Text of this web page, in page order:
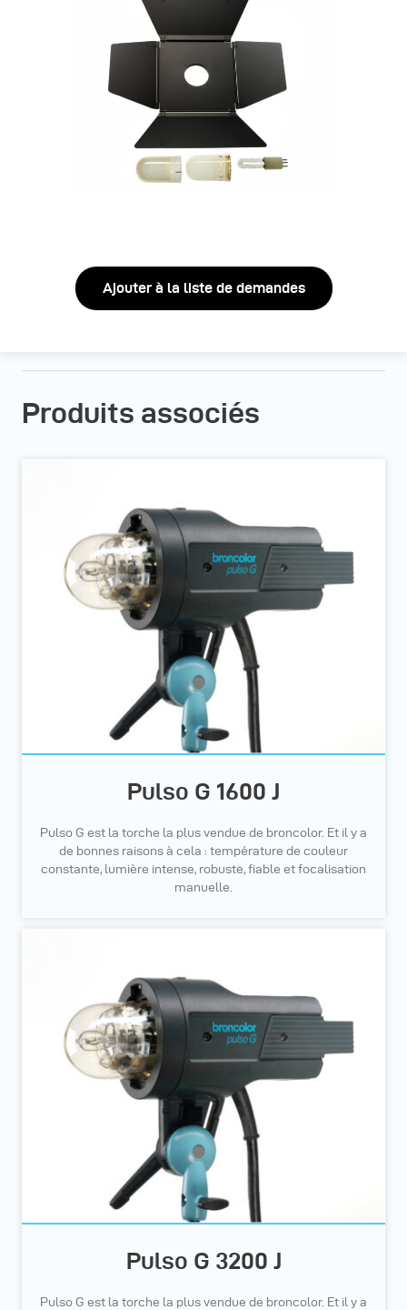
Ajouter à la liste de demandes
Produits associés
Pulso G 1600 J
Pulso G est la torche la plus vendue de broncolor. Et il y a
de bonnes raisons à cela : température de couleur
constante, lumière intense, robuste, fiable et focalisation
manuelle.
Pulso G 3200 J
Pulso G est la torche la plus vendue de broncolor. Et il y a